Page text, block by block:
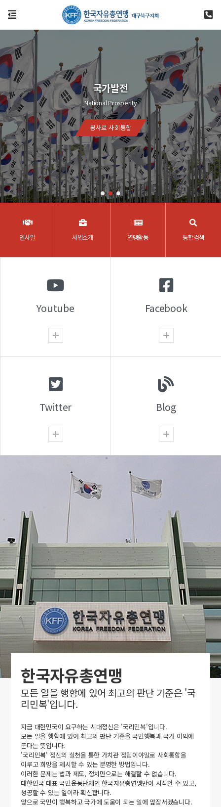
국가발전
National Prosperity
봉사로 사회통합
인사말 사업소개 연맹활동 통합검색
Youtube Facebook
Twitter Blog
한국자유총연맹
모든 일을 행함에 있어 최고의 판단 기준은 '국
리민복'입니다.
지금 대한민국이 요구하는 시대정신은 '국리민복'입니다.
모든 일을 행함에 있어 최고의 판단 기준을 국민행복과 국가 이익에
둔다는 뜻입니다.
'국리민복' 정신의 실천을 통한 가치관 정립이야말로 사회통합을
이루고 희망을 제시할 수 있는 분명한 방법입니다.
이러한 문제는 법과 제도, 정치만으로는 해결할 수 없습니다.
대한민국 대표 국민운동단체인 한국자유총연맹만이 시작할 수 있고,
성공할 수 있는 일이라 확신합니다.
앞으로 국민이 행복하고 국가에 도움이 되는 일에 앞장서겠습니다.